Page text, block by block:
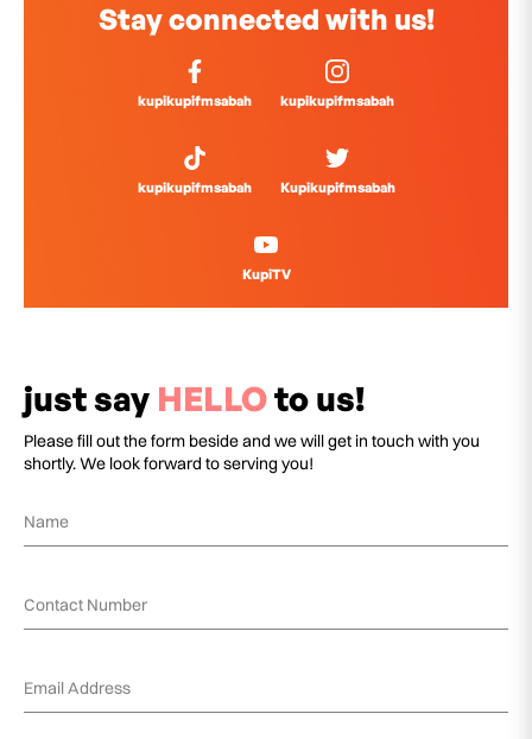
Stay connected with us!
kupikupifmsabah kupikupifmsabah
kupikupifmsabah Kupikupifmsabah
KupiTV
just say HELLOto us!
Please fill out the form beside and we will get in touch with you
shortly. We look forward to serving you!